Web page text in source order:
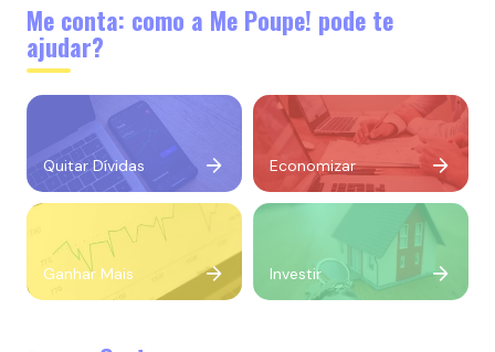
Me conta: como a Me Poupe! pode te
ajudar?
Quitar Dívidas Economizar
Ganhar Mais Investir